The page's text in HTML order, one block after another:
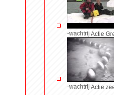
-wachtrij Actie
-wachtrij Actie